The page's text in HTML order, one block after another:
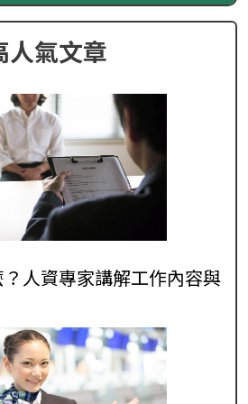
人氣文章
人資專家講解工作內容與